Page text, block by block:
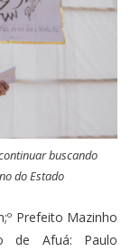
buscando
do Estado
Prefeito Mazinho
de Afuá: Paulo